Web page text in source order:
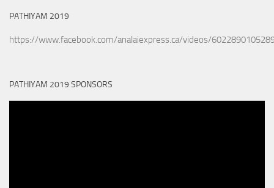
PATHIYAM 2019
https://www.facebook.com/analaiexpress.ca/videos/
PATHIYAM 2019 SPONSORS